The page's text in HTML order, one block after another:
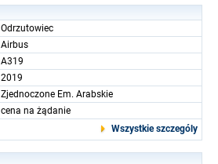
Odrzutowiec
Airbus
A319
2019
Zjednoczone Em. Arabskie
cena na żądanie
Wszystkie szczególy